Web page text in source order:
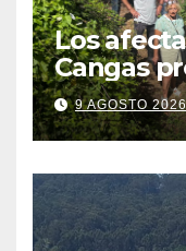
Los
Cangas
recurso:
9 AGOSTO 2026